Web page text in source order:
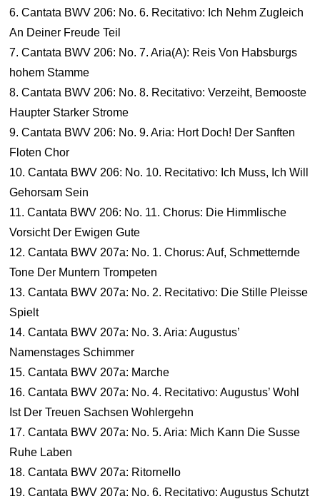
6. Cantata BWV 206: No. 6. Recitativo: Ich Nehm Zugleich
An Deiner Freude Teil
7. Cantata BWV 206: No. 7. Aria(A): Reis Von Habsburgs
hohem Stamme
8. Cantata BWV 206: No. 8. Recitativo: Verzeiht, Bemooste
Haupter Starker Strome
9. Cantata BWV 206: No. 9. Aria: Hort Doch! Der Sanften
Floten Chor
10. Cantata BWV 206: No. 10. Recitativo: Ich Muss, Ich Will
Gehorsam Sein
11. Cantata BWV 206: No. 11. Chorus: Die Himmlische
Vorsicht Der Ewigen Gute
12. Cantata BWV 207a: No. 1. Chorus: Auf, Schmetternde
Tone Der Muntern Trompeten
13. Cantata BWV 207a: No. 2. Recitativo: Die Stille Pleisse
Spielt
14. Cantata BWV 207a: No. 3. Aria: Augustus’
Namenstages Schimmer
15. Cantata BWV 207a: Marche
16. Cantata BWV 207a: No. 4. Recitativo: Augustus’ Wohl
Ist Der Treuen Sachsen Wohlergehn
17. Cantata BWV 207a: No. 5. Aria: Mich Kann Die Susse
Ruhe Laben
18. Cantata BWV 207a: Ritornello
19. Cantata BWV 207a: No. 6. Recitativo: Augustus Schutzt